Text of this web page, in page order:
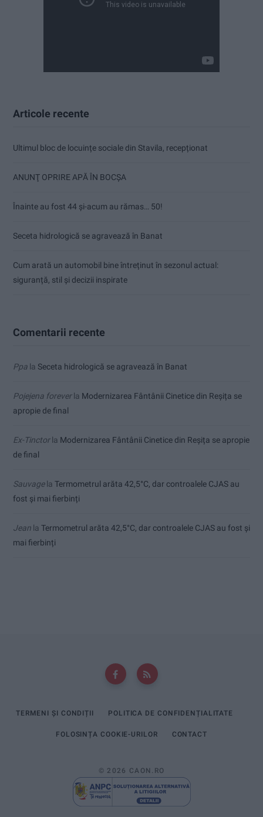
Articole recente
Ultimul bloc de locuințe sociale din Stavila, recepționat
ANUNŢ OPRIRE APĂ ÎN BOCȘA
Înainte au fost 44 și-acum au rămas… 50!
Seceta hidrologică se agravează în Banat
Cum arată un automobil bine întreținut în sezonul actual:
siguranță, stil și decizii inspirate
Comentarii recente
Ppa la Seceta hidrologică se agravează în Banat
Pojejena foreverla Modernizarea Fântânii Cinetice din Reșița se
apropie de final
Ex-Tinctorla Modernizarea Fântânii Cinetice din Reșița se apropie
de final
Sauvagela Termometrul arăta 42,5°C, dar controalele CJAS au
fost și mai fierbinți
Jean la Termometrul arăta 42,5°C, dar controalele CJAS au fost și
mai fierbinți
TERMENI ȘI CONDIȚII POLITICA DE CONFIDENȚIALITATE
FOLOSINȚA COOKIE-URILOR CONTACT
© 2026 CAON.RO